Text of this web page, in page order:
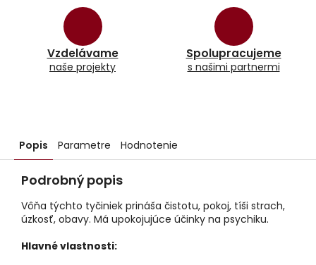
Vzdelávame
naše projekty
Spolupracujeme
s našimi partnermi
Popis Parametre Hodnotenie
Podrobný popis
Vôňa týchto tyčiniek prináša čistotu, pokoj, tíši strach,
úzkosť, obavy. Má upokojujúce účinky na psychiku.
Hlavné vlastnosti: